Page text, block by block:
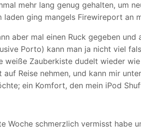
mehr lang genug gehalten, um
ging mangels Firewireport an
aber mal einen Ruck gegeben und
Porto) kann man ja nicht viel
weiße Zauberkiste dudelt wieder
Reise nehmen, und kann mir
ein Komfort, den mein iPod
Woche schmerzlich vermisst habe